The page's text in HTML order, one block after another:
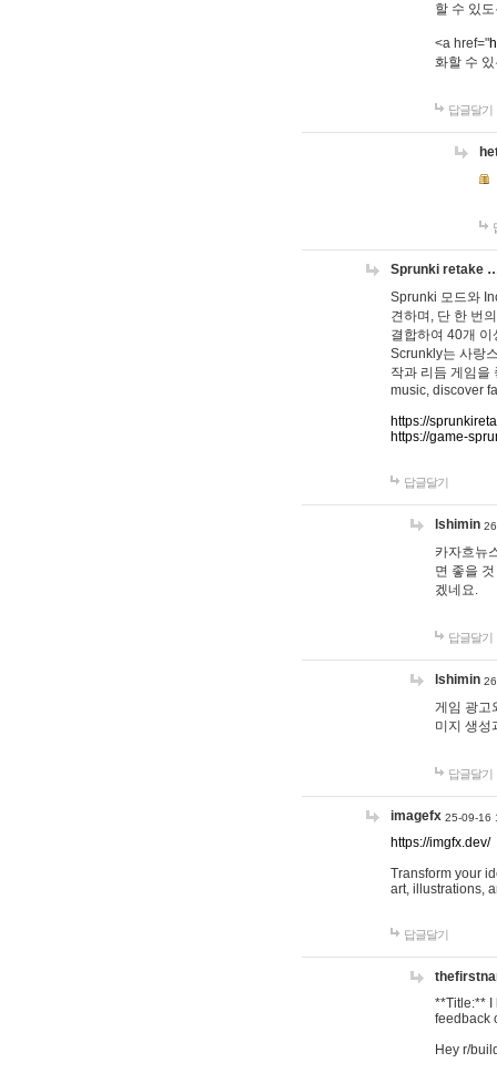
할 수 있
<a href="
화할 수
답글달기
Sprunki retake
Sprunki 모드와
견하며, 단 한 번
결합하여 40개
Scrunkly는 사랑
작과 리듬 게임을
music, discover
https://
https://game-
답글달기
lshimin
카자흐뉴
면 좋을
겠네요.
답글달기
lshimin
게임 광고
미지 생성
답글달기
imagefx 25-09-16
https://imgfx.dev/
Transform your
art, illustrations,
답글달기
**Title:** I
feedback
Hey r/